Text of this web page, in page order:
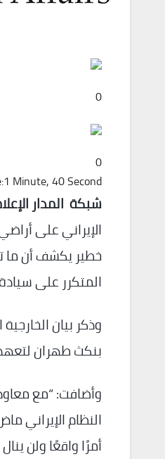
0
0
1 Minute, 40 Second
شبكة المدار
الإيراني على
خطير يكشف أن ما
المتكرر على
وذكر بيان
بنكث طهران
النظام الإيراني
أمرًا واقعًا ولن